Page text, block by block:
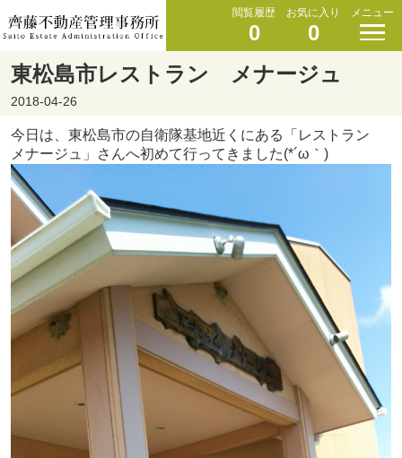
閲覧履歴
0
お気に入り
0
メニュー
東松島市レストラン メナージュ
2018-04-26
今日は、東松島市の自衛隊基地近くにある「レストラン
メナージュ」さんへ初めて行ってきました(*´ω｀)